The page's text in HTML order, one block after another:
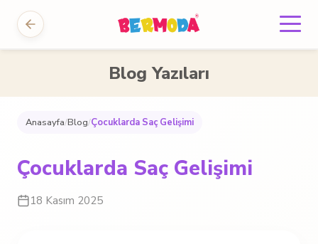
Blog Yazıları
Anasayfa/Blog/Çocuklarda Saç Gelişimi
Çocuklarda Saç Gelişimi
18 Kasım 2025